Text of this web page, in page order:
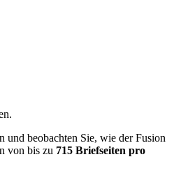
und beobachten Sie, wie der Fusion
von bis zu 715 Briefseiten pro